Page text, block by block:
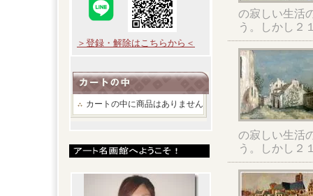
＞登録・解除はこちらから＜
カートの中に商品はありません
の寂しい生活
う。しかし２
の寂しい生活
う。しかし２